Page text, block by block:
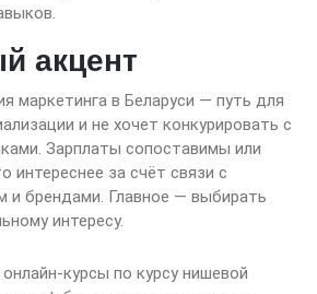
акцент
маркетинга в Беларуси — путь для
и не хочет конкурировать с
Зарплаты сопоставимы или
интереснее за счёт связи с
и брендами. Главное — выбирать
интересу.
курсы по курсу нишевой